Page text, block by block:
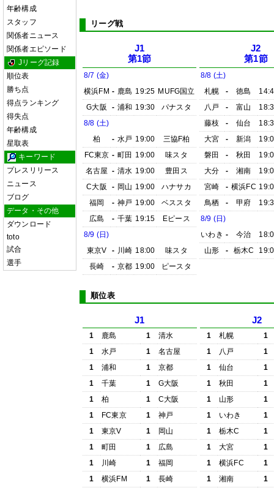
年齢構成
スタッフ
関係者ニュース
関係者エピソード
Jリーグ記録
順位表
勝ち点
得点ランキング
得失点
年齢構成
星取表
キーワード
プレスリリース
ニュース
ブログ
データ・その他
ダウンロード
toto
試合
選手
リーグ戦
J1
第1節
8/7 (金)
横浜FM - 鹿島 19:25 MUFG国立
G大阪
- 浦和 19:30
パナスタ
8/8 (土)
柏
- 水戸 19:00
三協F柏
FC東京 - 町田 19:00
味スタ
名古屋 - 清水 19:00
豊田ス
C大阪
- 岡山 19:00
ハナサカ
福岡
- 神戸 19:00
ベススタ
広島
- 千葉 19:15
Eピース
8/9 (日)
東京V
- 川崎 18:00
味スタ
長崎
- 京都 19:00 ピースタ
J2
第1節
8/8 (土)
札幌
- 徳島
八戸
- 富山
藤枝
- 仙台
大宮
- 新潟
磐田
- 秋田
大分
- 湘南
宮崎
- 横浜FC
鳥栖
- 甲府
8/9 (日)
いわき - 今治
山形
- 栃木C
順位表
J1
1 鹿島 1
清水
1
水戸 1
名古屋
1
浦和 1
京都
1
千葉 1
G大阪
1
柏 1
C大阪
1
FC東京 1
神戸
1
東京V 1
岡山
1
町田 1
広島
1
川崎 1
福岡
1
横浜FM 1 長崎
J2
1 札幌
1
1
八戸
1
1
仙台
1
1
秋田
1
1
山形
1
1
いわき
1
1
栃木C
1
1
大宮
1
1
横浜FC
1
1
湘南 1